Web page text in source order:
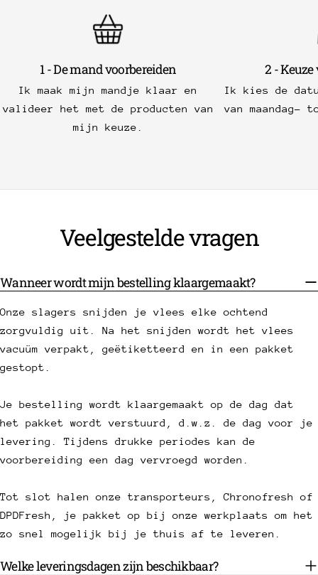
1 - De mand voorbereiden
Ik maak mijn mandje klaar en
valideer het met de producten van
mijn keuze.
2 -
Ik kies de
van maandag-
Veelgestelde vragen
Wanneer wordt mijn bestelling klaargemaakt?
Onze slagers snijden je vlees elke ochtend
zorgvuldig uit. Na het snijden wordt het vlees
vacuüm verpakt, geëtiketteerd en in een pakket
gestopt.
Je bestelling wordt klaargemaakt op de dag dat
het pakket wordt verstuurd, d.w.z. de dag voor je
levering. Tijdens drukke periodes kan de
voorbereiding een dag vervroegd worden.
Tot slot halen onze transporteurs, Chronofresh of
DPDFresh, je pakket op bij onze werkplaats om het
zo snel mogelijk bij je thuis af te leveren.
Welke leveringsdagen zijn beschikbaar?